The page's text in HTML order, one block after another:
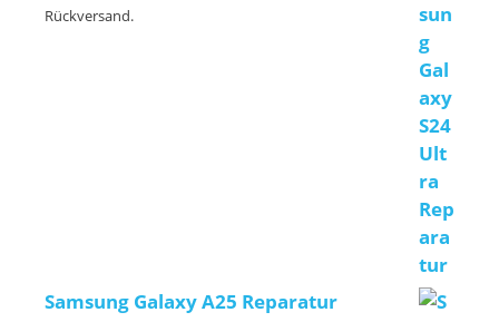
Rückversand.
Samsung Galaxy A25 Reparatur